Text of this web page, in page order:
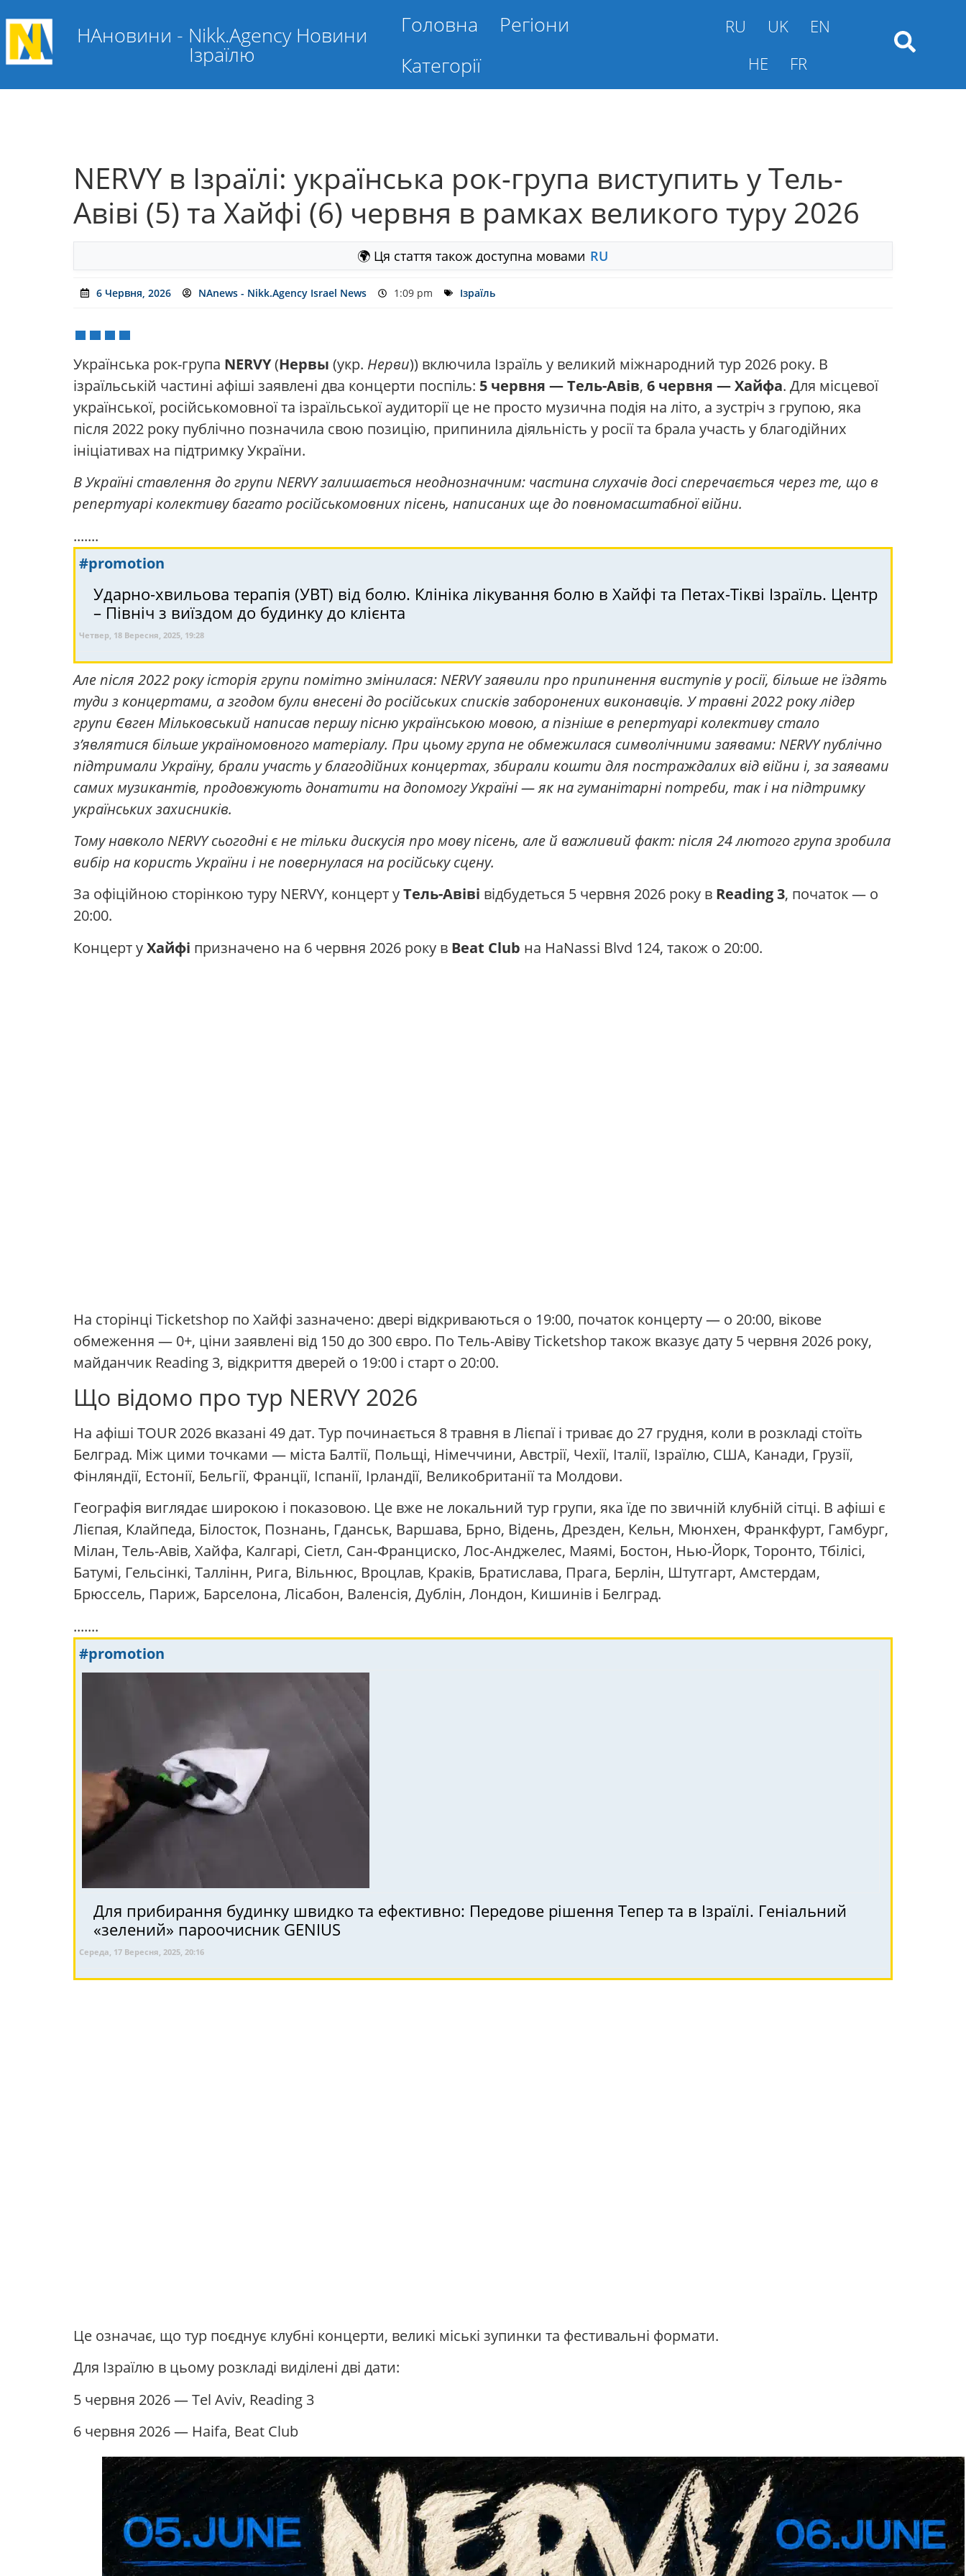
НАновини - Nikk.Agency Новини
Ізраїлю
Головна
Регіони
Категорії
RU UK
EN
HE
FR
NERVY в Ізраїлі: українська рок-група виступить у Тель-
Авіві (5) та Хайфі (6) червня в рамках великого туру 2026
🌍 Ця стаття також доступна мовами RU
6 Червня, 2026 NAnews - Nikk.Agency Israel News 1:09 pm Ізраїль
Українська рок-група NERVY(Нервы (укр. Нерви)) включила Ізраїль у великий міжнародний тур 2026 року. В
ізраїльській частині афіші заявлені два концерти поспіль: 5 червня — Тель-Авів, 6 червня — Хайфа. Для місцевої
української, російськомовної та ізраїльської аудиторії це не просто музична подія на літо, а зустріч з групою, яка
після 2022 року публічно позначила свою позицію, припинила діяльність у росії та брала участь у благодійних
ініціативах на підтримку України.
В Україні ставлення до групи NERVY залишається неоднозначним: частина слухачів досі сперечається через те, що в
репертуарі колективу багато російськомовних пісень, написаних ще до повномасштабної війни.
.......
#promotion
Ударно-хвильова терапія (УВТ) від болю. Клініка лікування болю в Хайфі та Петах-Тікві Ізраїль. Центр
– Північ з виїздом до будинку до клієнта
Четвер, 18 Вересня, 2025, 19:28
Але після 2022 року історія групи помітно змінилася: NERVY заявили про припинення виступів у росії, більше не їздять
туди з концертами, а згодом були внесені до російських списків заборонених виконавців. У травні 2022 року лідер
групи Євген Мільковський написав першу пісню українською мовою, а пізніше в репертуарі колективу стало
з’являтися більше україномовного матеріалу. При цьому група не обмежилася символічними заявами: NERVY публічно
підтримали Україну, брали участь у благодійних концертах, збирали кошти для постраждалих від війни і, за заявами
самих музикантів, продовжують донатити на допомогу Україні — як на гуманітарні потреби, так і на підтримку
українських захисників.
Тому навколо NERVY сьогодні є не тільки дискусія про мову пісень, але й важливий факт: після 24 лютого група зробила
вибір на користь України і не повернулася на російську сцену.
За офіційною сторінкою туру NERVY, концерт уТель-Авіві відбудеться 5 червня 2026 року в Reading 3, початок — о
20:00.
Концерт уХайфі призначено на 6 червня 2026 року в Beat Club на HaNassi Blvd 124, також о 20:00.
На сторінці Ticketshop по Хайфі зазначено: двері відкриваються о 19:00, початок концерту — о 20:00, вікове
обмеження — 0+, ціни заявлені від 150 до 300 євро. По Тель-Авіву Ticketshop також вказує дату 5 червня 2026 року,
майданчик Reading 3, відкриття дверей о 19:00 і старт о 20:00.
Що відомо про тур NERVY 2026
На афіші TOUR 2026 вказані 49 дат. Тур починається 8 травня в Лієпаї і триває до 27 грудня, коли в розкладі стоїть
Белград. Між цими точками — міста Балтії, Польщі, Німеччини, Австрії, Чехії, Італії, Ізраїлю, США, Канади, Грузії,
Фінляндії, Естонії, Бельгії, Франції, Іспанії, Ірландії, Великобританії та Молдови.
Географія виглядає широкою і показовою. Це вже не локальний тур групи, яка їде по звичній клубній сітці. В афіші є
Лієпая, Клайпеда, Білосток, Познань, Гданськ, Варшава, Брно, Відень, Дрезден, Кельн, Мюнхен, Франкфурт, Гамбург,
Мілан, Тель-Авів, Хайфа, Калгарі, Сіетл, Сан-Франциско, Лос-Анджелес, Маямі, Бостон, Нью-Йорк, Торонто, Тбілісі,
Батумі, Гельсінкі, Таллінн, Рига, Вільнюс, Вроцлав, Краків, Братислава, Прага, Берлін, Штутгарт, Амстердам,
Брюссель, Париж, Барселона, Лісабон, Валенсія, Дублін, Лондон, Кишинів і Белград.
.......
#promotion
Для прибирання будинку швидко та ефективно: Передове рішення Тепер та в Ізраїлі. Геніальний
«зелений» пароочисник GENIUS
Середа, 17 Вересня, 2025, 20:16
Це означає, що тур поєднує клубні концерти, великі міські зупинки та фестивальні формати.
Для Ізраїлю в цьому розкладі виділені дві дати:
5 червня 2026 — Tel Aviv, Reading 3
6 червня 2026 — Haifa, Beat Club